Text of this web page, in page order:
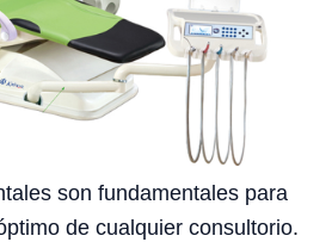
son fundamentales para
de cualquier consultorio.